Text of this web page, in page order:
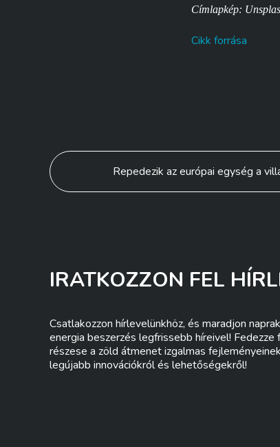
Címlapkép:
Cikk forrása
Bejegyzés
navigáció
Repedezik az európai egység a
IRATKOZZON FEL
Csatlakozzon hírlevelünkhöz, és maradjon
energia beszerzés legfrissebb híreivel!
részese a zöld átmenet izgalmas
legújabb innovációkról és lehetőségekről!